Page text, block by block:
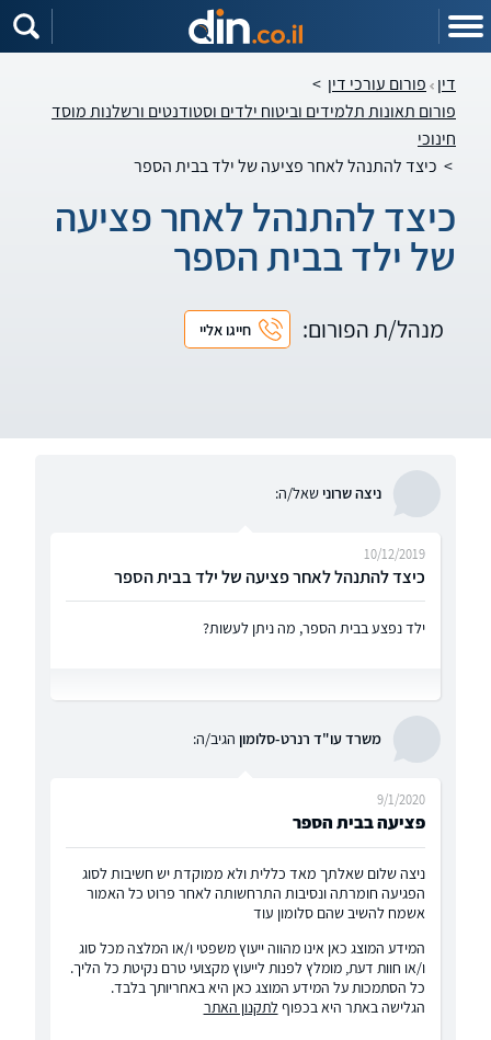
דין פורום עורכי דין >
פורום תאונות תלמידים וביטוח ילדים וסטודנטים ורשלנות מוסד
חינוכי
> כיצד להתנהל לאחר פציעה של ילד בבית הספר
כיצד להתנהל לאחר פציעה
של ילד בבית הספר
מנהל/ת הפורום: חייגו אליי
ניצה שרונישאל/ה:
כיצד להתנהל לאחר פציעה של ילד בבית הספר
10/12/2019
ילד נפצע בבית הספר, מה ניתן לעשות?
משרד עו"ד רנרט-סלומון הגיב/ה:
פציעה בבית הספר
9/1/2020
ניצה שלום שאלתך מאד כללית ולא ממוקדת יש חשיבות לסוג
הפגיעה חומרתה ונסיבות התרחשותה לאחר פרוט כל האמור
אשמח להשיב שהם סלומון עוד
המידע המוצג כאן אינו מהווה ייעוץ משפטי ו/או המלצה מכל סוג
ו/או חוות דעת, מומלץ לפנות לייעוץ מקצועי טרם נקיטת כל הליך.
כל הסתמכות על המידע המוצג כאן היא באחריותך בלבד.
הגלישה באתר היא בכפוף לתקנון האתר